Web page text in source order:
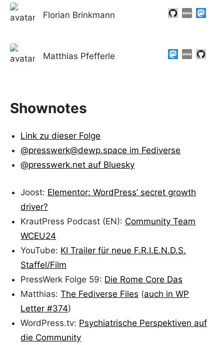
Florian Brinkmann
Matthias Pfefferle
Shownotes
Link zu dieser Folge
@presswerk@dewp.space im Fediverse
@presswerk.net auf Bluesky
Joost: Elementor: WordPress’ secret growth
driver?
KrautPress Podcast (EN): Community Team
WCEU24
YouTube: KI Trailer für neue F.R.I.E.N.D.S.
Staffel/Film
PressWerk Folge 59: Die Rome Core Das
Matthias:The Fediverse Files (auch in WP
Letter #374)
WordPress.tv: Psychiatrische Perspektiven auf
die Community